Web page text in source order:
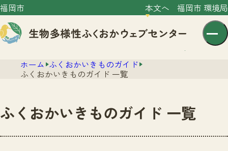
福岡市 本文へ 福岡市 環境局
センター紹介
ホーム ふくおかいきものガイド
ふくおかいきものガイド 一覧
ふくおかいきものガイド 一覧